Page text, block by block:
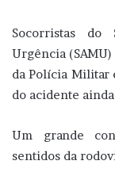
Socorristas do
Urgência
da Polícia Militar
do acidente
Um grande
sentidos da